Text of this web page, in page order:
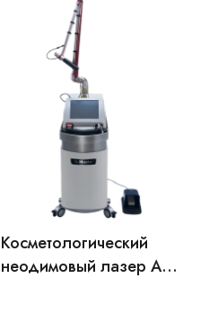
Косметологический
неодимовый лазер AMI